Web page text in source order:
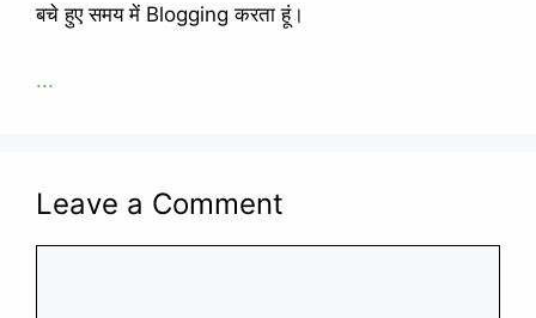
बचे हुए समय में Blogging करता हूं।
...
Leave a Comment